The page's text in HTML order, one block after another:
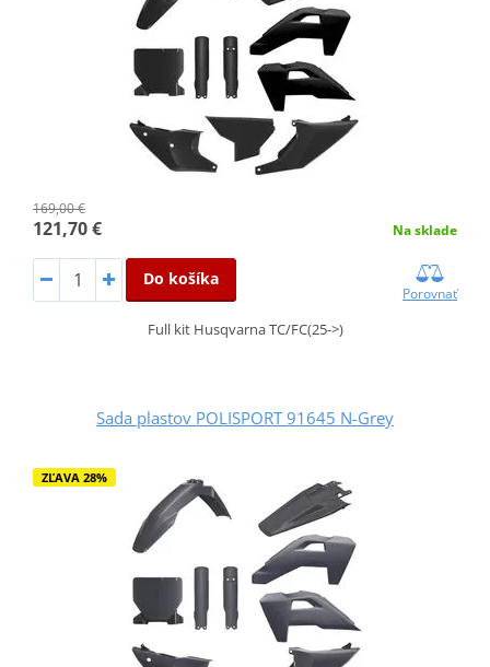
169,00 €
121,70 € Na sklade
Do košíka
Porovnať
Full kit Husqvarna TC/FC(25->)
Sada plastov POLISPORT 91645 N-Grey
ZĽAVA 28%